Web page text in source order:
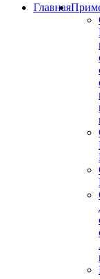
Главная